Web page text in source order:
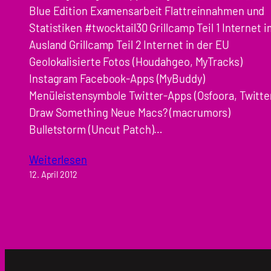
Blue Edition Examensarbeit Flattreinnahmen und
Statistiken #twocktail30 Grillcamp Teil 1 Internet
Ausland Grillcamp Teil 2 Internet in der EU
Geolokalisierte Fotos (Houdahgeo, MyTracks)
Instagram Facebook-Apps (MyBuddy)
Menüleistensymbole Twitter-Apps (Osfoora,
Draw Something Neue Macs? (macrumors)
Bulletstorm (Uncut Patch)…
Weiterlesen
12. April 2012